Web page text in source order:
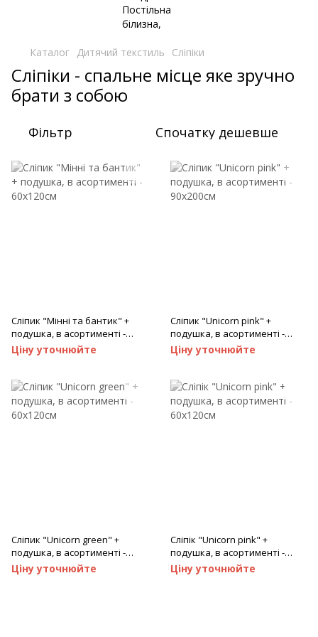
Каталог Дитячий текстиль Сліпіки
Сліпіки - спальне місце яке зручно
брати з собою
Фільтр Спочатку дешевше
Сліпик "Мінні та бантик" +
подушка, в асортименті -
60х120см
Ціну уточнюйте
Сліпик "Unicorn pink" +
подушка, в асортименті -
90х200см
Ціну уточнюйте
Сліпик "Unicorn green" +
подушка, в асортименті -
60х120см
Ціну уточнюйте
Сліпік "Unicorn pink" +
подушка, в асортименті -
60х120см
Ціну уточнюйте